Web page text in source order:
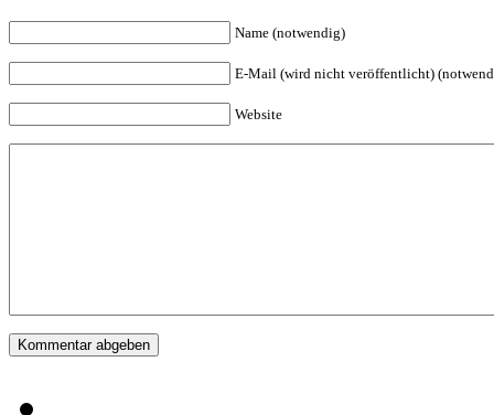
Name (notwendig)
E-Mail (wird nicht veröffentlicht)
Website